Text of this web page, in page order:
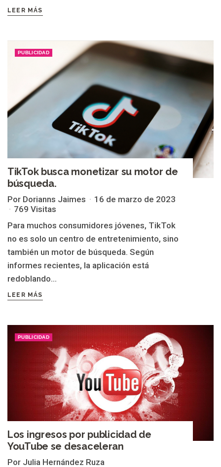
LEER MÁS
PUBLICIDAD
TikTok busca monetizar su motor de
búsqueda.
Por Dorianns Jaimes
16 de marzo de 2023
769 Visitas
Para muchos consumidores jóvenes, TikTok
no es solo un centro de entretenimiento, sino
también un motor de búsqueda. Según
informes recientes, la aplicación está
redoblando...
LEER MÁS
PUBLICIDAD
Los ingresos por publicidad de
YouTube se desaceleran
Por Julia Hernández Ruza